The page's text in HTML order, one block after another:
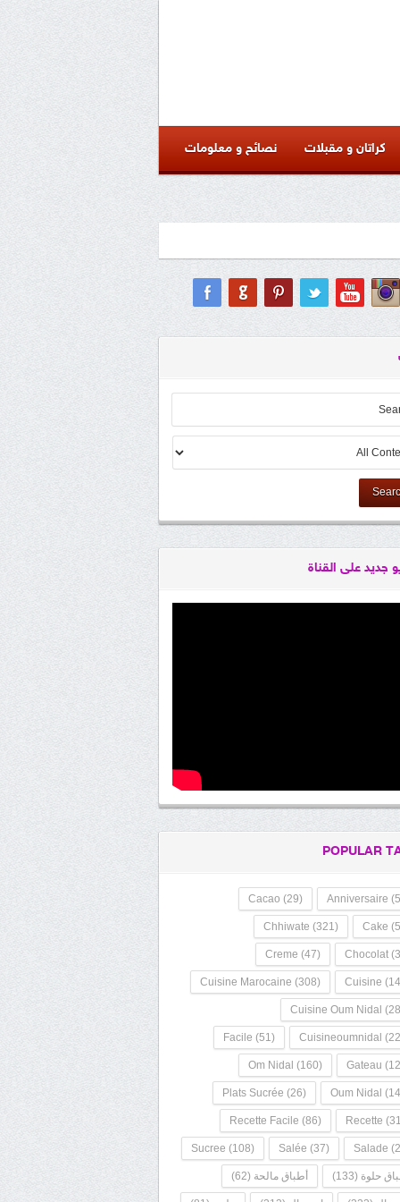
كراتان و مقبلات نصائح و معلومات
جديد على القناة
POPULAR
Anniversaire
Cacao (29)
Cake
Chhiwate (321)
Chocolat
Creme (47)
Cuisine
Cuisine Marocaine (308)
Cuisine Oum Nidal
Cuisineoumnidal
Facile (51)
Gateau
Om Nidal (160)
Oum Nidal
Plats Sucrée (26)
Recette
Recette Facile (86)
Salade
Salée (37)
Sucree (108)
حلوة (133) أطباق مالحة (62)